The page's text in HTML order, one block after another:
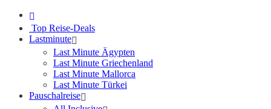
Top Reise-Deals
Lastminute
Last Minute Ägypten
Last Minute Griechenland
Last Minute Mallorca
Last Minute Türkei
Pauschalreise